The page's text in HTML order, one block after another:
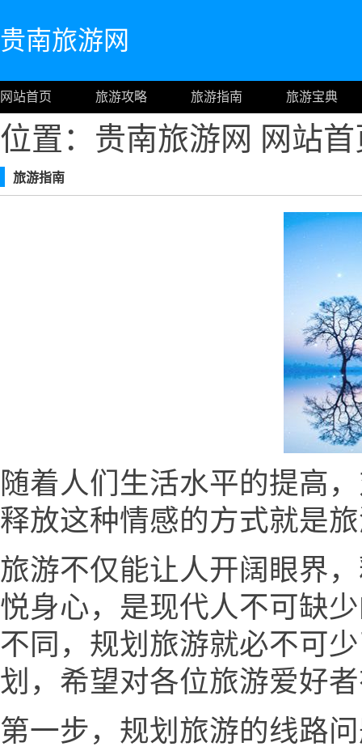
贵南旅游网
网站首页 旅游攻略 旅游指南 旅游宝典
位置：贵南旅游网 网站
旅游指南
随着人们生活水平的提高
释放这种情感的方式就是
旅游不仅能让人开阔眼界
悦身心，是现代人不可缺
不同，规划旅游就必不可
划，希望对各位旅游爱好
第一步，规划旅游的线路